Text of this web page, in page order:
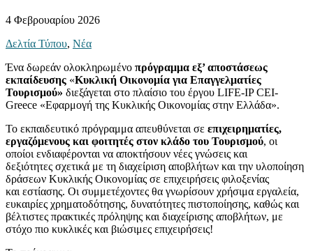
4 Φεβρουαρίου 2026
Δελτία Τύπου, Νέα
Ένα δωρεάν ολοκληρωμένο πρόγραμμα εξ’ αποστάσεως
εκπαίδευσης «Κυκλική Οικονομία για Επαγγελματίες
Τουρισμού» διεξάγεται στο πλαίσιο του έργου LIFE-IP CEI-
Greece «Εφαρμογή της Κυκλικής Οικονομίας στην Ελλάδα».
Το εκπαιδευτικό πρόγραμμα απευθύνεται σε επιχειρηματίες,
εργαζόμενους και φοιτητές στον κλάδο του Τουρισμού, οι
οποίοι ενδιαφέρονται να αποκτήσουν νέες γνώσεις και
δεξιότητες σχετικά με τη διαχείριση αποβλήτων και την υλοποίηση
δράσεων Κυκλικής Οικονομίας σε επιχειρήσεις φιλοξενίας
και εστίασης. Οι συμμετέχοντες θα γνωρίσουν χρήσιμα εργαλεία,
ευκαιρίες χρηματοδότησης, δυνατότητες πιστοποίησης, καθώς και
βέλτιστες πρακτικές πρόληψης και διαχείρισης αποβλήτων, με
στόχο πιο κυκλικές και βιώσιμες επιχειρήσεις!